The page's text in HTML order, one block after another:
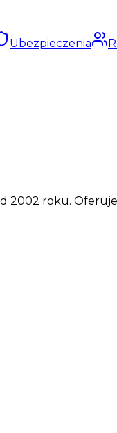
Ubezpieczenia
2002 roku.